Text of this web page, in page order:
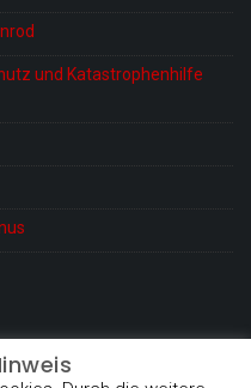
und Katastrophenhilfe